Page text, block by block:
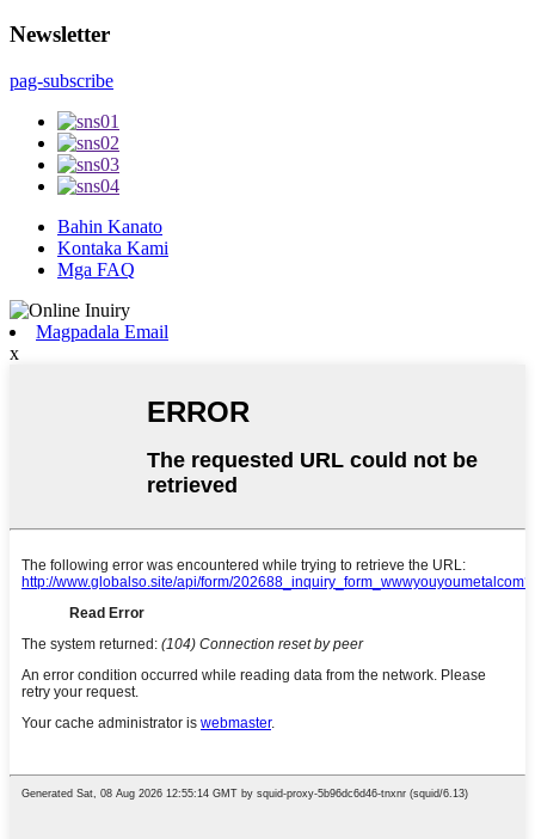
Newsletter
pag-subscribe
Bahin Kanato
Kontaka Kami
Mga FAQ
Magpadala Email
x